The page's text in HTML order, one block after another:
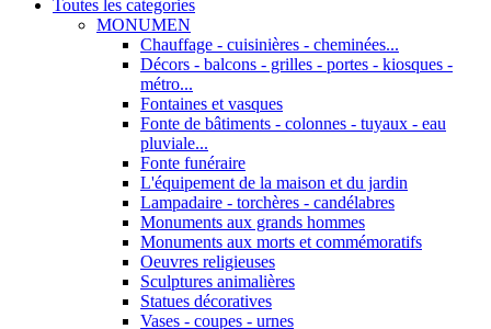
Toutes les categories
MONUMEN
Chauffage - cuisinières - cheminées...
Décors - balcons - grilles - portes - kiosques -
métro...
Fontaines et vasques
Fonte de bâtiments - colonnes - tuyaux - eau
pluviale...
Fonte funéraire
L'équipement de la maison et du jardin
Lampadaire - torchères - candélabres
Monuments aux grands hommes
Monuments aux morts et commémoratifs
Oeuvres religieuses
Sculptures animalières
Statues décoratives
Vases - coupes - urnes